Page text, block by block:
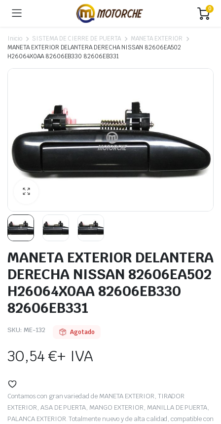
0
Inicio SISTEMA DE CIERRE DE PUERTA
MANETA EXTERIOR
MANETA EXTERIOR DELANTERA DERECHA NISSAN 82606EA502
H26064X0AA 82606EB330 82606EB331
MANETA EXTERIOR DELANTERA
DERECHA NISSAN 82606EA502
H26064X0AA 82606EB330
82606EB331
SKU: ME-132 Agotado
30,54€+ IVA
Contamos con gran variedad de MANETA EXTERIOR, TIRADOR
EXTERIOR, ASA DE PUERTA, MANGO EXTERIOR, MANILLA DE PUERTA,
PALANCA EXTERIOR. Totalmente nuevo y de alta calidad, compatible con